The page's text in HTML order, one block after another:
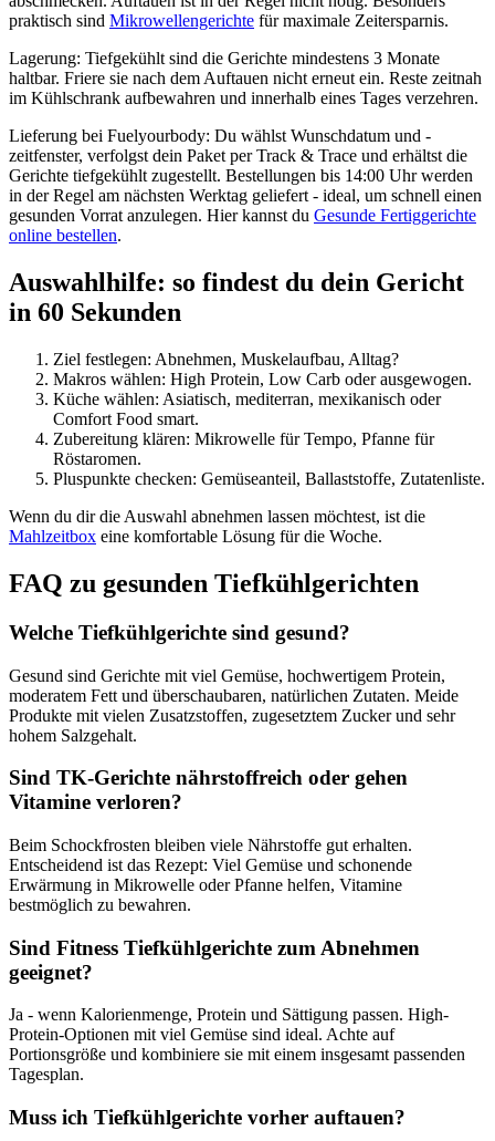
praktisch sind Mikrowellengerichte für maximale Zeitersparnis.
Lagerung: Tiefgekühlt sind die Gerichte mindestens 3 Monate
haltbar. Friere sie nach dem Auftauen nicht erneut ein. Reste zeitnah
im Kühlschrank aufbewahren und innerhalb eines Tages verzehren.
Lieferung bei Fuelyourbody: Du wählst Wunschdatum und -
zeitfenster, verfolgst dein Paket per Track & Trace und erhältst die
Gerichte tiefgekühlt zugestellt. Bestellungen bis 14:00 Uhr werden
in der Regel am nächsten Werktag geliefert - ideal, um schnell einen
gesunden Vorrat anzulegen. Hier kannst du Gesunde Fertiggerichte
online bestellen.
Auswahlhilfe: so findest du dein Gericht
in 60 Sekunden
Ziel festlegen: Abnehmen, Muskelaufbau, Alltag?
Makros wählen: High Protein, Low Carb oder ausgewogen.
Küche wählen: Asiatisch, mediterran, mexikanisch oder
Comfort Food smart.
Zubereitung klären: Mikrowelle für Tempo, Pfanne für
Röstaromen.
Pluspunkte checken: Gemüseanteil, Ballaststoffe, Zutatenliste.
Wenn du dir die Auswahl abnehmen lassen möchtest, ist die
Mahlzeitbox eine komfortable Lösung für die Woche.
FAQ zu gesunden Tiefkühlgerichten
Welche Tiefkühlgerichte sind gesund?
Gesund sind Gerichte mit viel Gemüse, hochwertigem Protein,
moderatem Fett und überschaubaren, natürlichen Zutaten. Meide
Produkte mit vielen Zusatzstoffen, zugesetztem Zucker und sehr
hohem Salzgehalt.
Sind TK-Gerichte nährstoffreich oder gehen
Vitamine verloren?
Beim Schockfrosten bleiben viele Nährstoffe gut erhalten.
Entscheidend ist das Rezept: Viel Gemüse und schonende
Erwärmung in Mikrowelle oder Pfanne helfen, Vitamine
bestmöglich zu bewahren.
Sind Fitness Tiefkühlgerichte zum Abnehmen
geeignet?
Ja - wenn Kalorienmenge, Protein und Sättigung passen. High-
Protein-Optionen mit viel Gemüse sind ideal. Achte auf
Portionsgröße und kombiniere sie mit einem insgesamt passenden
Tagesplan.
Muss ich Tiefkühlgerichte vorher auftauen?